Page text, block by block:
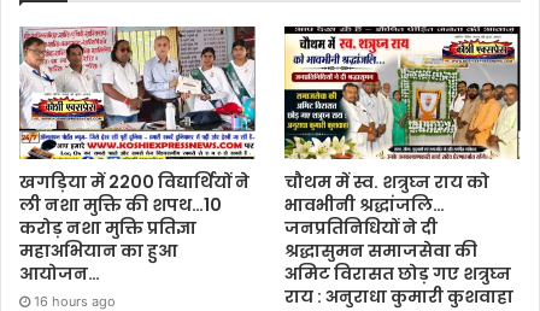
खगड़िया में 2200 विद्यार्थियों ने
ली नशा मुक्ति की शपथ…10
करोड़ नशा मुक्ति प्रतिज्ञा
महाअभियान का हुआ
आयोजन…
16 hours ago
चौथम में स्व. शत्रुघ्न राय को
भावभीनी श्रद्धांजलि…
जनप्रतिनिधियों ने दी
श्रद्धासुमन समाजसेवा की
अमिट विरासत छोड़ गए शत्रुघ्न
राय : अनुराधा कुमारी कुशवाहा